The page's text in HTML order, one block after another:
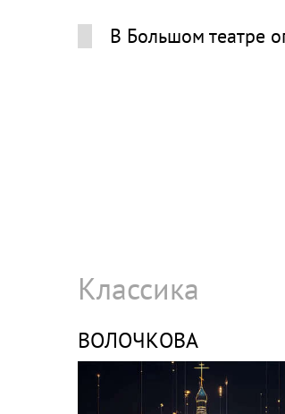
В Большом театре
Классика
ВОЛОЧКОВА